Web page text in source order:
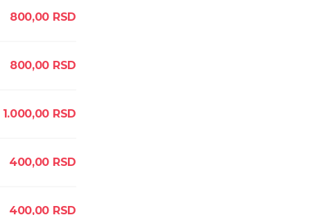
800,00 RSD
800,00 RSD
1.000,00 RSD
400,00 RSD
400,00 RSD